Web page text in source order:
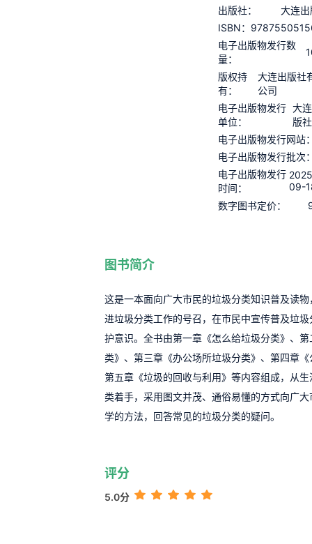
出版社：
大连
ISBN：
电子出版物发行数
量：
版权持
有：
大连出版社
公司
电子出版物发行
单位：
大
版社
电子出版物发行网站
电子出版物发行批次
电子出版物发行
时间：
09-
数字图书定价：
图书简介
这是一本面向广大市民的垃圾分类知识普及读
进垃圾分类工作的号召，在市民中宣传普及垃
护意识。全书由第一章《怎么给垃圾分类》、
类》、第三章《办公场所垃圾分类》、第四章
第五章《垃圾的回收与利用》等内容组成，从
类着手，采用图文并茂、通俗易懂的方式向广
学的方法，回答常见的垃圾分类的疑问。
评分
5.0分